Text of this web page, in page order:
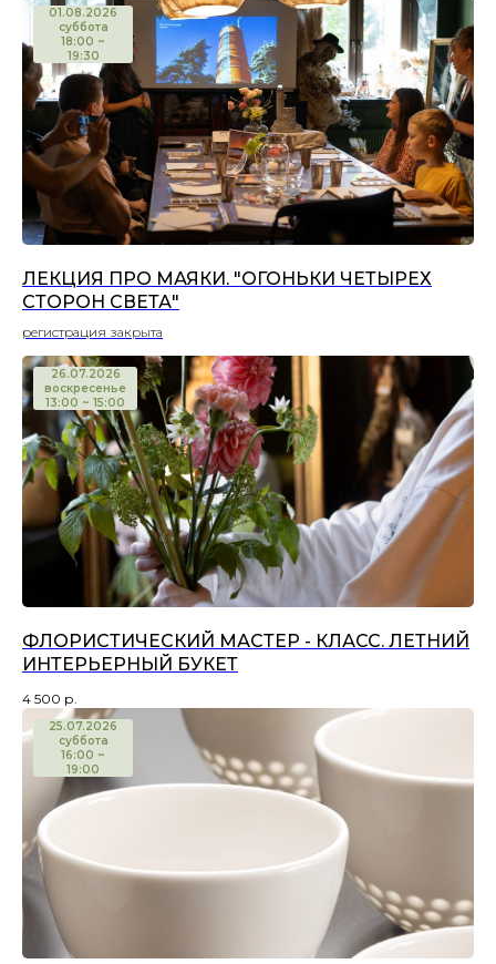
01.08.2026
суббота
18:00 ~
19:30
ЛЕКЦИЯ ПРО МАЯКИ. "ОГОНЬКИ ЧЕТЫРЕХ
СТОРОН СВЕТА"
регистрация закрыта
26.07.2026
воскресенье
13:00 ~ 15:00
ФЛОРИСТИЧЕСКИЙ МАСТЕР - КЛАСС. ЛЕТНИЙ
ИНТЕРЬЕРНЫЙ БУКЕТ
4 500 р.
25.07.2026
суббота
16:00 ~
19:00